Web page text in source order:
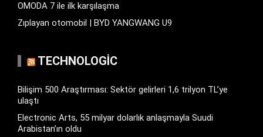
OMODA 7 ile ilk karşılaşma
Zıplayan otomobil | BYD YANGWANG U9
TECHNOLOGIC
Bilişim 500 Araştırması: Sektör gelirleri 1,6 trilyon TL’ye
ulaştı
Electronic Arts, 55 milyar dolarlık anlaşmayla Suudi
Arabistan’ın oldu